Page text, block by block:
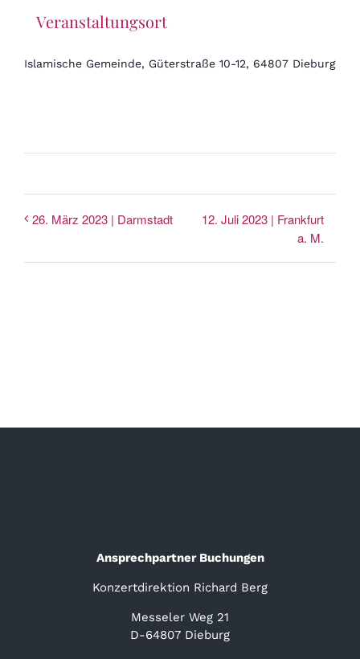
Veranstaltungsort
Islamische Gemeinde, Güterstraße 10-12, 64807 Dieburg
26. März 2023 | Darmstadt
12. Juli 2023 | Frankfurt
a. M.
Ansprechpartner Buchungen
Konzertdirektion Richard Berg
Messeler Weg 21
D-64807 Dieburg